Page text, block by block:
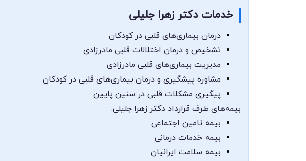
خدمات دکتر زهرا جلیلی
درمان بیماری‌های قلبی در کودکان
تشخیص و درمان اختلالات قلبی مادرزادی
مدیریت بیماری‌های قلبی مادرزادی
مشاوره پیشگیری و درمان بیماری‌های قلبی در کودکان
پیگیری مشکلات قلبی در سنین پایین
بیمه‌های طرف قرارداد دکتر زهرا جلیلی:
بیمه تامین اجتماعی
بیمه خدمات درمانی
بیمه سلامت ایرانیان